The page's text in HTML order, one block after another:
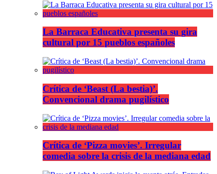
La Barraca Educativa presenta su gira
cultural por 15 pueblos españoles
Crítica de ‘Beast (La bestia)’.
Convencional drama pugilístico
Crítica de ‘Pizza movies’. Irregular
comedia sobre la crisis de la mediana edad